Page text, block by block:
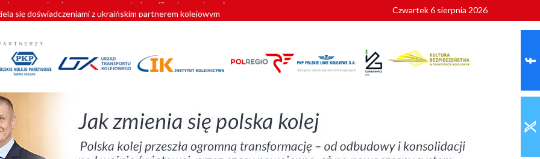
się doświadczeniami z ukraińskim partnerem kolejowym
Vectrony na 230 km/h
pociągi od PESA. Sześć nowoczesnych ELF-ów wyjedzie na tory w 2029 roku
180 nowych pracowników drużyn pociągowych od początku roku
Czwartek 6 sierpnia 2026